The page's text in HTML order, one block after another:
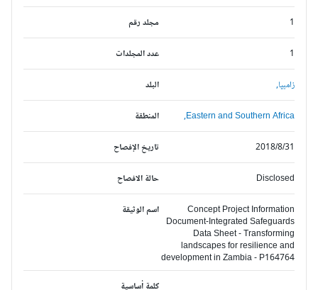
مجلد رقم
عدد المجلدات
البلد زامبيا,
المنطقة Eastern and Southern Africa,
تاريخ الإفصاح 2018/8/31
حالة الافصاح Disclosed
اسم الوثيقة
Concept Project Information
Document-Integrated Safeguards
Data Sheet - Transforming
landscapes for resilience and
development in Zambia - P164764
كلمة أساسية